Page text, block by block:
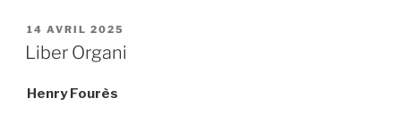
PUBLIÉ
LE
14 AVRIL 2025
Liber Organi
Henry Fourès